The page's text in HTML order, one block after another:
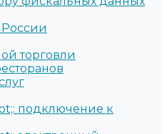
торговли
подключение к